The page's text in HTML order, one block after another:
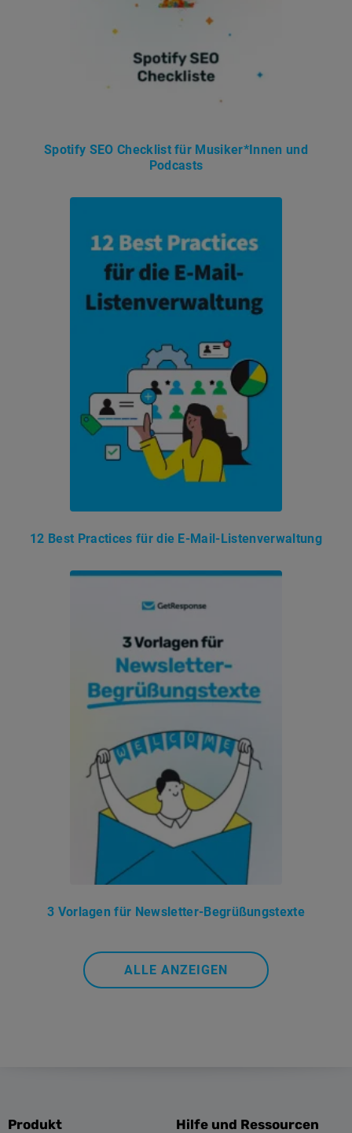
Spotify SEO Checklist für Musiker*Innen und
Podcasts
12 Best Practices für die E-Mail-Listenverwaltung
3 Vorlagen für Newsletter-Begrüßungstexte
ALLE ANZEIGEN
Produkt Hilfe und Ressourcen